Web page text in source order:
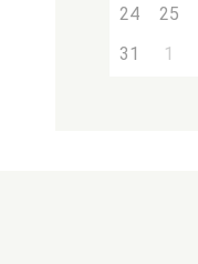
24
25
31
1